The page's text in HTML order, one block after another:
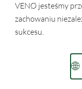
VENØ jesteśmy
zachowaniu
sukcesu.